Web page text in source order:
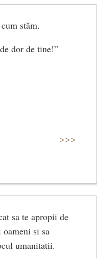
stăm.
dor de tine!”
>>>
sa te apropii de
si sa
umanitatii.